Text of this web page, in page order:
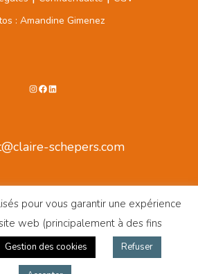
: Amandine Gimenez
Instagram
Facebook
LinkedIn
schepers.com
pour vous garantir une expérience
web (principalement à des fins
Gestion des cookies Refuser